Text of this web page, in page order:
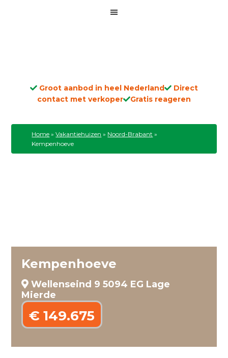
Groot aanbod in heel Nederland
Direct
contact met verkoper
Gratis reageren
Home »Vakantiehuizen » Noord-Brabant »
Kempenhoeve
Kempenhoeve
Wellenseind 9 5094 EG Lage
Mierde
€ 149.675